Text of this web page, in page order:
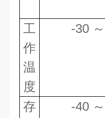
工
作
温
度
-30 ～
存
-40 ～